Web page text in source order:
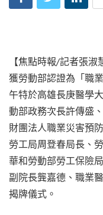
【焦點時報/記者張
獲勞動部認證為「職
午特於高雄長庚醫學
動部政務次長許傳盛
財團法人職業災害預
勞工局周登春局長、
華和勞動部勞工保險
副院長龔嘉德、職業
揭牌儀式。